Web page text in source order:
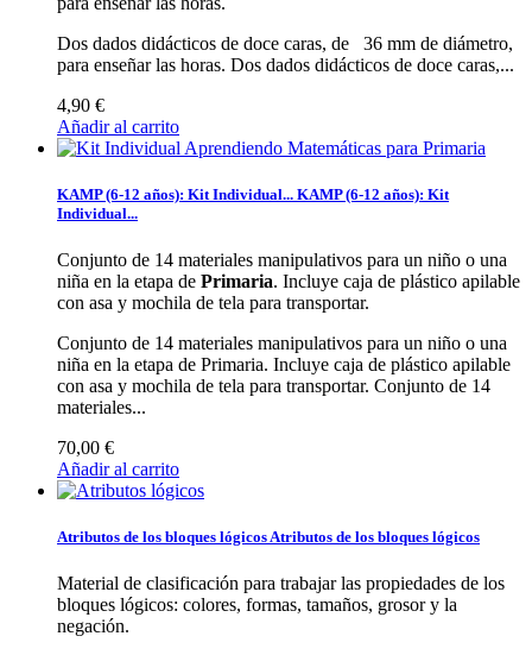
Dos dados didácticos de doce caras, de 36 mm de diámetro,
para enseñar las horas. Dos dados didácticos de doce caras,...
4,90 €
Añadir al carrito
KAMP (6-12 años): Kit Individual... KAMP (6-12 años): Kit
Individual...
Conjunto de 14 materiales manipulativos para un niño o una
niña en la etapa de Primaria. Incluye caja de plástico apilable
con asa y mochila de tela para transportar.
Conjunto de 14 materiales manipulativos para un niño o una
niña en la etapa de Primaria. Incluye caja de plástico apilable
con asa y mochila de tela para transportar. Conjunto de 14
materiales...
70,00 €
Añadir al carrito
Atributos de los bloques lógicosAtributos de los bloques lógicos
Material de clasificación para trabajar las propiedades de los
bloques lógicos: colores, formas, tamaños, grosor y la
negación.